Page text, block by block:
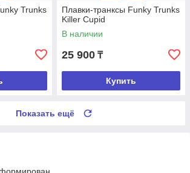
Trunks
Плавки-транксы Funky Trunks
Killer Cupid
В наличии
25 900 ₸
Купить
Показать ещё